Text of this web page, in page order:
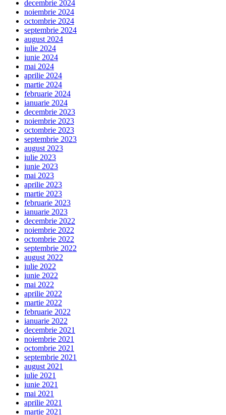
decembrie 2024
noiembrie 2024
octombrie 2024
septembrie 2024
august 2024
iulie 2024
iunie 2024
mai 2024
aprilie 2024
martie 2024
februarie 2024
ianuarie 2024
decembrie 2023
noiembrie 2023
octombrie 2023
septembrie 2023
august 2023
iulie 2023
iunie 2023
mai 2023
aprilie 2023
martie 2023
februarie 2023
ianuarie 2023
decembrie 2022
noiembrie 2022
octombrie 2022
septembrie 2022
august 2022
iulie 2022
iunie 2022
mai 2022
aprilie 2022
martie 2022
februarie 2022
ianuarie 2022
decembrie 2021
noiembrie 2021
octombrie 2021
septembrie 2021
august 2021
iulie 2021
iunie 2021
mai 2021
aprilie 2021
martie 2021